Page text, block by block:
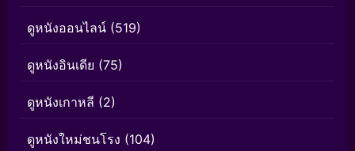
ดูหนังออนไลน์ (519)
ดูหนังอินเดีย (75)
ดูหนังเกาหลี (2)
ดูหนังใหม่ชนโรง (104)